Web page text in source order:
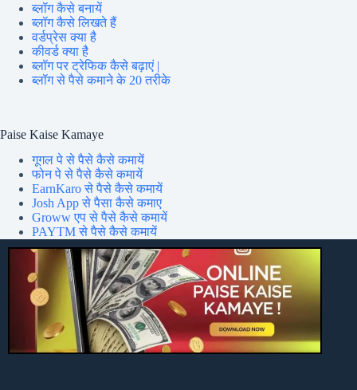
ब्लॉग कैसे बनायें
ब्लॉग कैसे लिखते हैं
वर्डप्रेस क्या है
कीवर्ड क्या है
ब्लॉग पर ट्रेफिक कैसे बढ़ाएं |
ब्लॉग से पैसे कमाने के 20 तरीके
Paise Kaise Kamaye
गूगल पे से पैसे कैसे कमायें
फोन पे से पैसे कैसे कमायें
EarnKaro से पैसे कैसे कमायें
Josh App से पैसा कैसे कमाए
Groww एप से पैसे कैसे कमायें
PAYTM से पैसे कैसे कमायें